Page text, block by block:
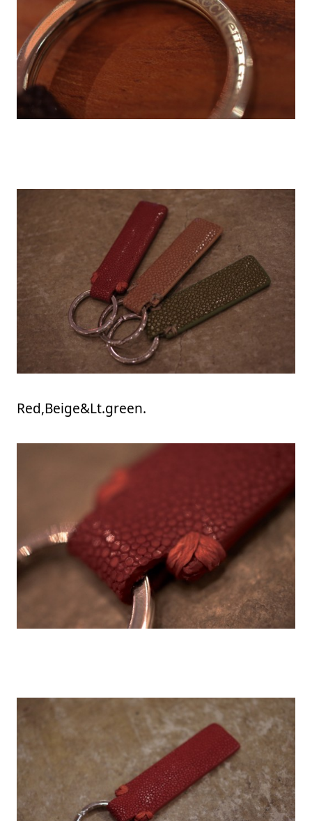
Red,Beige&Lt.green.